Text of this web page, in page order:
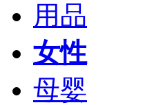
用品
女性
母婴